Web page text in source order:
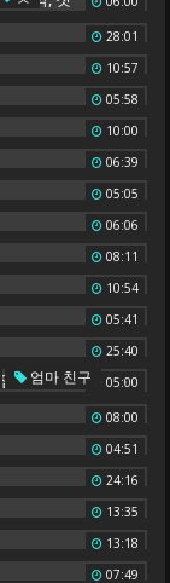
28:01
10:57
05:58
10:00
06:39
05:05
06:06
08:11
10:54
05:41
25:40
05:00
,
엄마 친구
08:00
04:51
24:16
13:35
13:18
07:49